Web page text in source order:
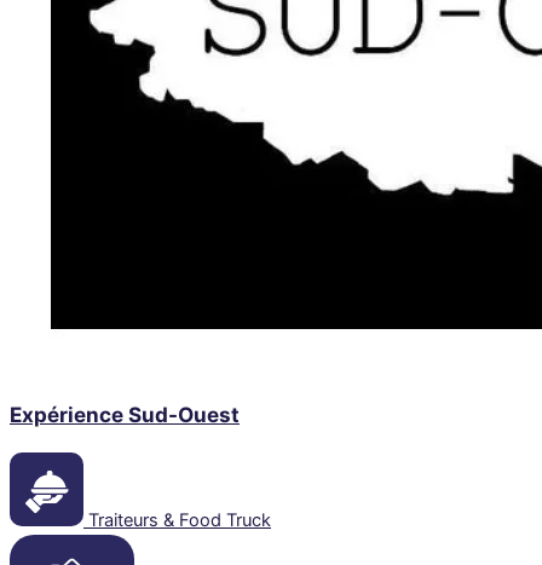
Expérience Sud-Ouest
Traiteurs & Food Truck